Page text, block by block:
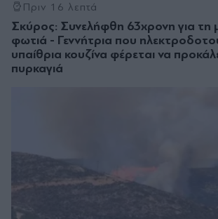
Πριν 16 λεπτά
Σκύρος: Συνελήφθη 63χρονη για τη
φωτιά - Γεννήτρια που
υπαίθρια κουζίνα φέρεται να
πυρκαγιά